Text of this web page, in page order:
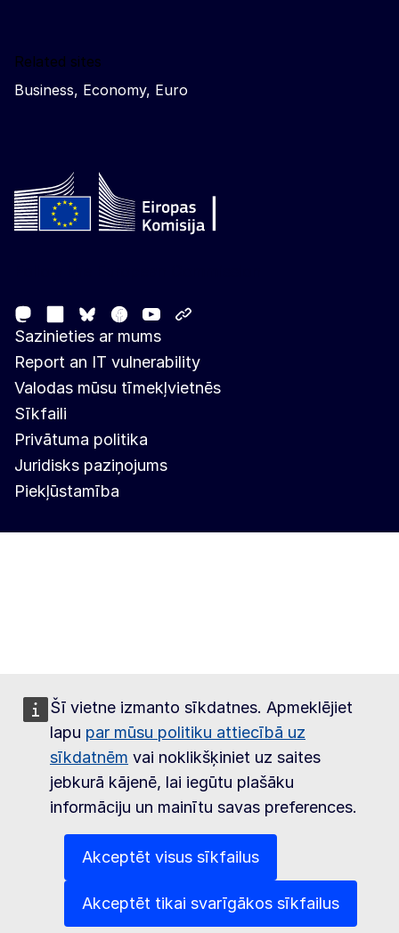
Šī vietne izmanto sīkdatnes. Apmeklējiet
lapu par mūsu politiku attiecībā uz
sīkdatnēm vai noklikšķiniet uz saites
jebkurā kājenē, lai iegūtu plašāku
informāciju un mainītu savas preferences.
Akceptēt visus sīkfailus
Akceptēt tikai svarīgākos sīkfailus
Related sites
Business, Economy, Euro
MastodonLinkedIn
Bluesky
Facebook
Youtube
Sazinieties ar mums
Report an IT vulnerability
Valodas mūsu tīmekļvietnēs
Sīkfaili
Privātuma politika
Juridisks paziņojums
Piekļūstamība